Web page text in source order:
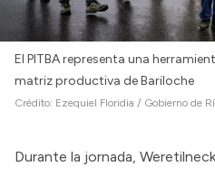
El PITBA representa una
matriz productiva de Bariloche
Crédito: Ezequiel Floridia / Gobierno de
Durante la jornada,